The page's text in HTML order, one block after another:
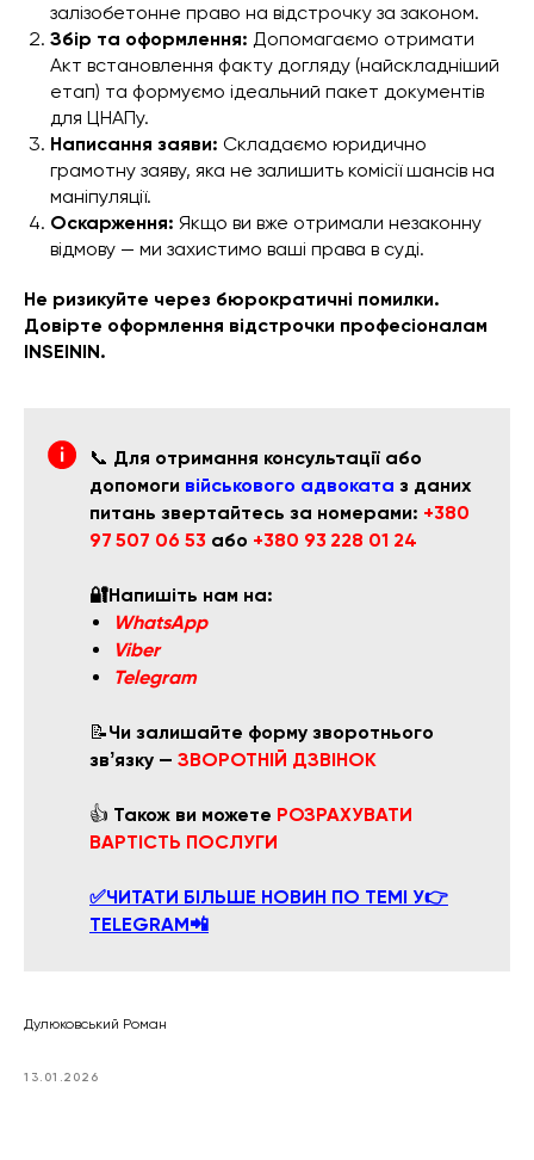
залізобетонне право на відстрочку за законом.
Збір та оформлення: Допомагаємо отримати
Акт встановлення факту догляду (найскладніший
етап) та формуємо ідеальний пакет документів
для ЦНАПу.
Написання заяви: Складаємо юридично
грамотну заяву, яка не залишить комісії шансів на
маніпуляції.
Оскарження: Якщо ви вже отримали незаконну
відмову — ми захистимо ваші права в суді.
Не ризикуйте через бюрократичні помилки.
Довірте оформлення відстрочки професіоналам
INSEININ.
📞 Для отримання консультації або
допомоги військового адвоката з даних
питань звертайтесь за номерами: +380
97 507 06 53 або +380 93 228 01 24
🔐Напишіть нам на:
WhatsApp
Viber
Telegram
📝Чи залишайте форму зворотнього
звʼязку — ЗВОРОТНІЙ ДЗВІНОК
👍 Також ви можете РОЗРАХУВАТИ
ВАРТІСТЬ ПОСЛУГИ
✅ЧИТАТИ БІЛЬШЕ НОВИН ПО ТЕМІ У👉
TELEGRAM📲
Дулюковський Роман
13.01.2026